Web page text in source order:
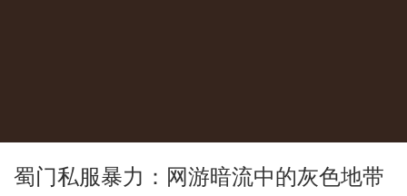
蜀门私服暴力：网游暗流中的灰色地带